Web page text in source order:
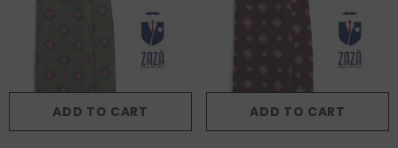
ADD TO CART ADD TO CART